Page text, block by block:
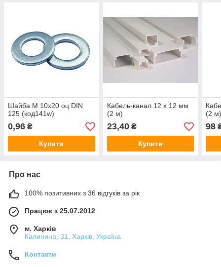
Шайба М 10х20 оц DIN
125 (код141w)
0,96 ₴
Купити
Кабель-канал 12 х 12 мм
(2 м)
23,40₴
Купити
(2
98
Про нас
100% позитивних з 36 відгуків за рік
Працює з 25.07.2012
м. Харків
Калинина, 31, Харків, Україна
Контакти